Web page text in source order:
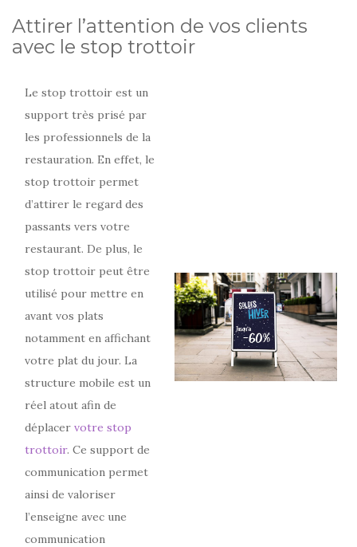
Attirer l’attention de vos clients
avec le stop trottoir
Le stop trottoir est un
support très prisé par
les professionnels de la
restauration. En effet, le
stop trottoir permet
d’attirer le regard des
passants vers votre
restaurant. De plus, le
stop trottoir peut être
utilisé pour mettre en
avant vos plats
notamment en affichant
votre plat du jour. La
structure mobile est un
réel atout afin de
déplacervotre stop
trottoir. Ce support de
communication permet
ainsi de valoriser
l’enseigne avec une
communication